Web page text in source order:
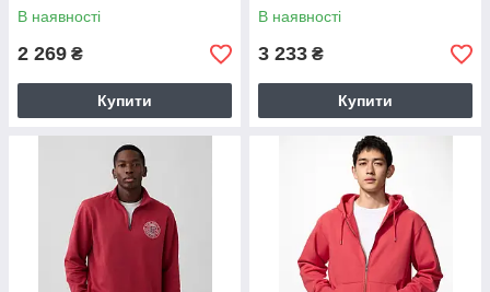
В наявності
2 269 ₴
Купити
В наявності
3 233 ₴
Купити